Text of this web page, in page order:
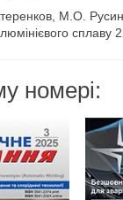
М.О.
сплаву
номері: